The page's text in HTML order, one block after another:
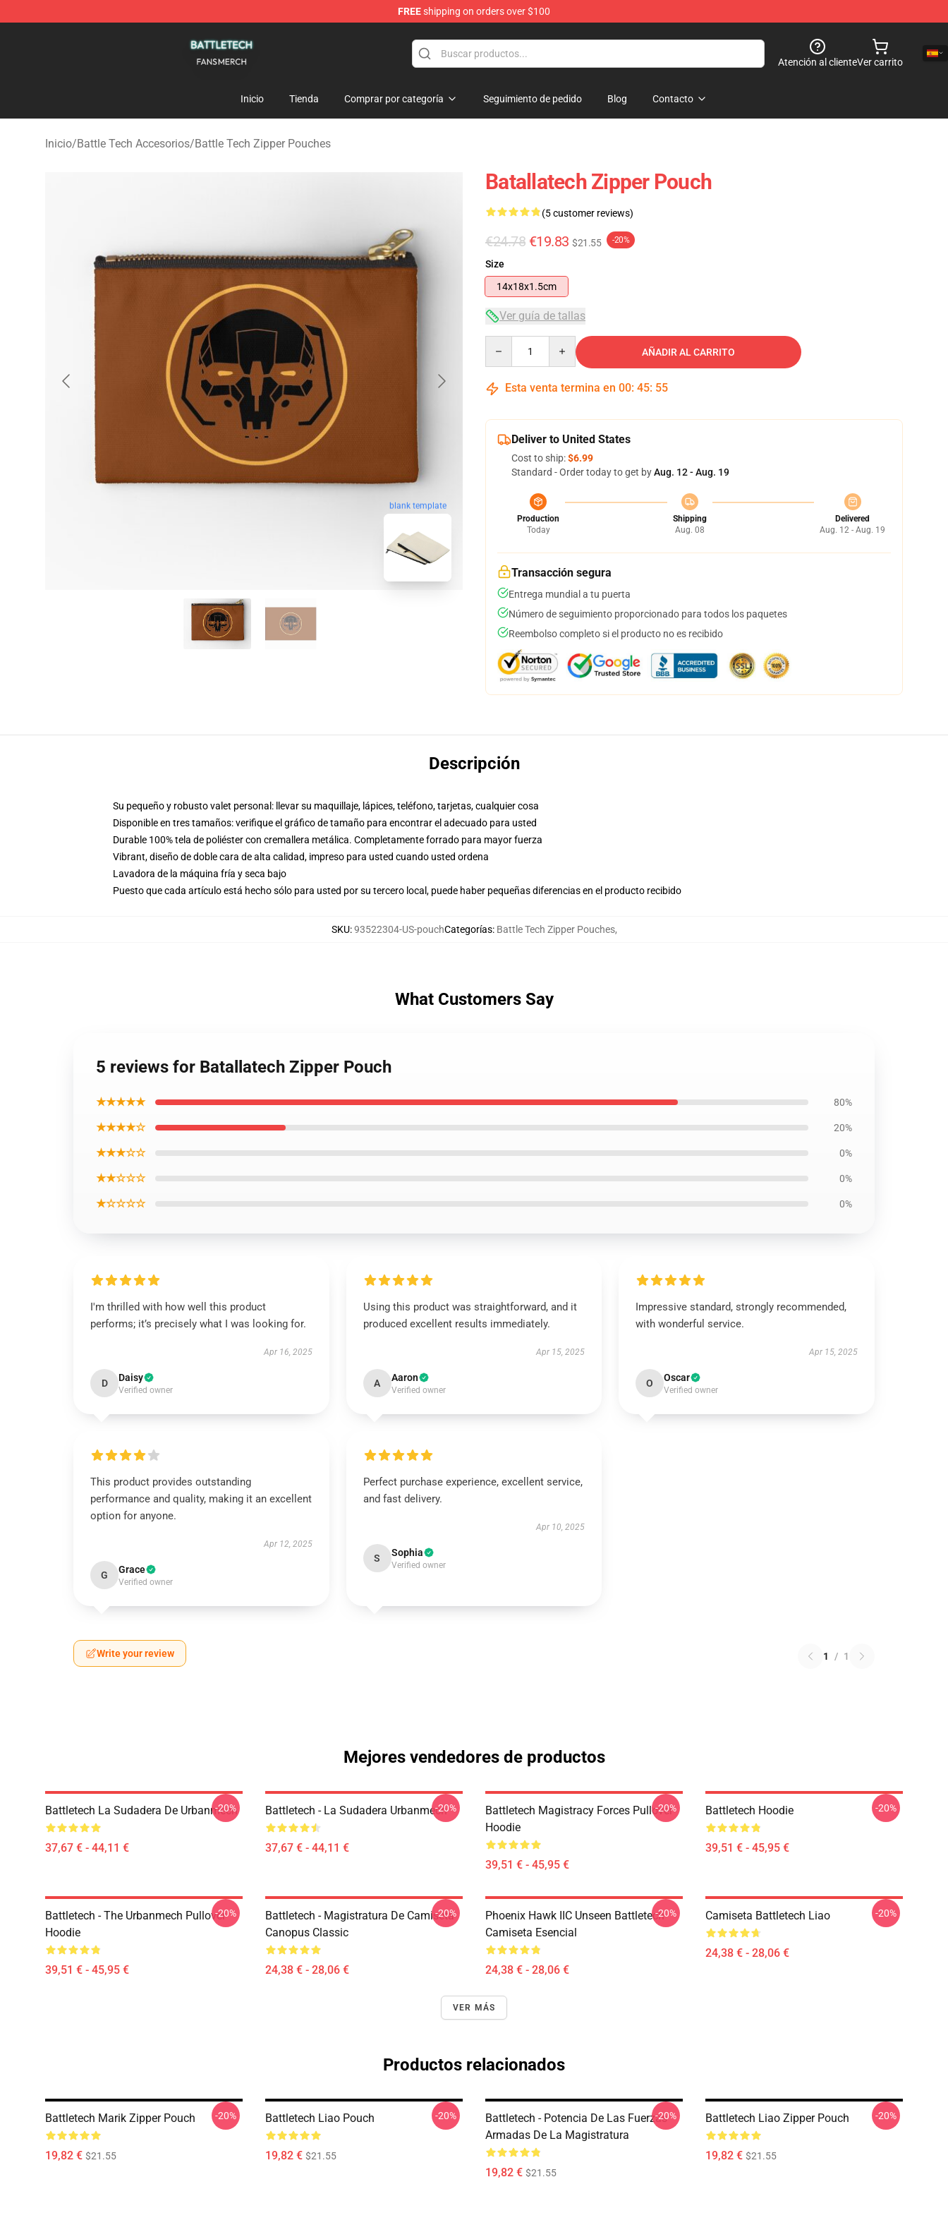
FREEshipping on orders over $100
Atención al clienteVer carrito
Inicio Tienda Comprar por categoría Seguimiento de pedido Blog Contacto
Inicio/Battle Tech Accesorios/Battle Tech Zipper Pouches
blank template
Batallatech Zipper Pouch
(5 customer reviews)
€24.78 €19.83 $21.55 -20%
Size
14x18x1.5cm
Ver guía de tallas
AÑADIR AL CARRITO
Esta venta termina en 00: 45: 54
Deliver to United States
Cost to ship:$6.99
Standard - Order today to get byAug. 12 - Aug. 19
Production
Today
Shipping
Aug. 08
Delivered
Aug. 12 - Aug. 19
Transacción segura
Entrega mundial a tu puerta
Número de seguimiento proporcionado para todos los paquetes
Reembolso completo si el producto no es recibido
Descripción
Su pequeño y robusto valet personal: llevar su maquillaje, lápices, teléfono, tarjetas, cualquier cosa
Disponible en tres tamaños: verifique el gráfico de tamaño para encontrar el adecuado para usted
Durable 100% tela de poliéster con cremallera metálica. Completamente forrado para mayor fuerza
Vibrant, diseño de doble cara de alta calidad, impreso para usted cuando usted ordena
Lavadora de la máquina fría y seca bajo
Puesto que cada artículo está hecho sólo para usted por su tercero local, puede haber pequeñas diferencias en el producto recibido
SKU:93522304-US-pouchCategorías: Battle Tech Zipper Pouches,
What Customers Say
5 reviews for Batallatech Zipper Pouch
★★★★★ 80%
★★★★☆ 20%
★★★☆☆ 0%
★★☆☆☆ 0%
★☆☆☆☆ 0%
I'm thrilled with how well this product
performs; it’s precisely what I was looking for.
Apr 16, 2025
D Daisy
Verified owner
Using this product was straightforward, and it
produced excellent results immediately.
Apr 15, 2025
A Aaron
Verified owner
Impressive standard, strongly recommended,
with wonderful service.
Apr 15, 2025
O Oscar
Verified owner
This product provides outstanding
performance and quality, making it an excellent
option for anyone.
Apr 12, 2025
G Grace
Verified owner
Perfect purchase experience, excellent service,
and fast delivery.
Apr 10, 2025
S Sophia
Verified owner
Write your review 1 / 1
Mejores vendedores de productos
Battletech La Sudadera De Urbanmech
37,67 € - 44,11 €
-20% Battletech - La Sudadera Urbanmech
37,67 € - 44,11 €
-20%
Battletech Magistracy Forces Pullover
Hoodie
39,51 € - 45,95 €
-20% Battletech Hoodie
39,51 € - 45,95 €
-20%
Battletech - The Urbanmech Pullover
Hoodie
39,51 € - 45,95 €
-20%
Battletech - Magistratura De Camiseta
Canopus Classic
24,38 € - 28,06 €
-20%
Phoenix Hawk IIC Unseen Battletech
Camiseta Esencial
24,38 € - 28,06 €
-20% Camiseta Battletech Liao
24,38 € - 28,06 €
-20%
VER MÁS
Productos relacionados
Battletech Marik Zipper Pouch
19,82 € $21.55
-20% Battletech Liao Pouch
19,82 € $21.55
-20%
Battletech - Potencia De Las Fuerzas
Armadas De La Magistratura
19,82 € $21.55
-20% Battletech Liao Zipper Pouch
19,82 € $21.55
-20%